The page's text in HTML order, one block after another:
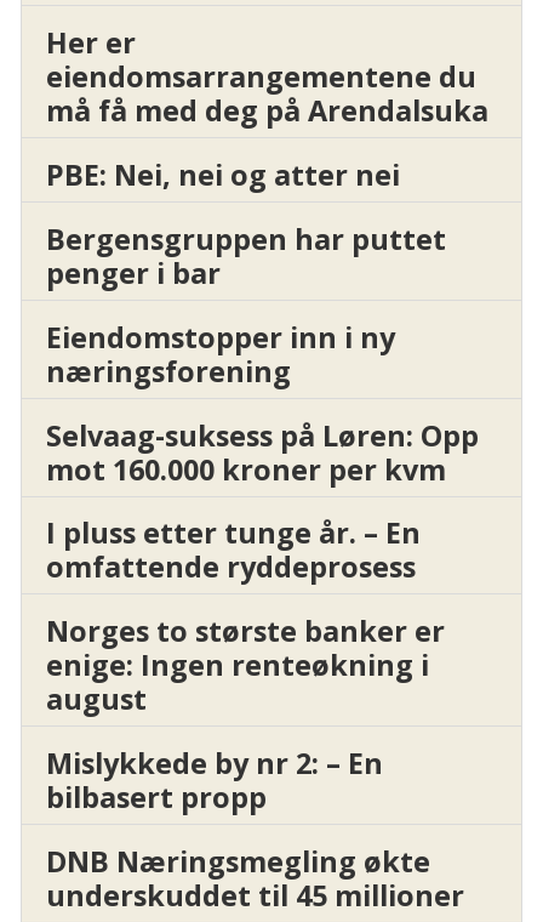
Her er
eiendomsarrangementene du
må få med deg på Arendalsuka
PBE: Nei, nei og atter nei
Bergensgruppen har puttet
penger i bar
Eiendomstopper inn i ny
næringsforening
Selvaag-suksess på Løren: Opp
mot 160.000 kroner per kvm
I pluss etter tunge år. – En
omfattende ryddeprosess
Norges to største banker er
enige: Ingen renteøkning i
august
Mislykkede by nr 2: – En
bilbasert propp
DNB Næringsmegling økte
underskuddet til 45 millioner